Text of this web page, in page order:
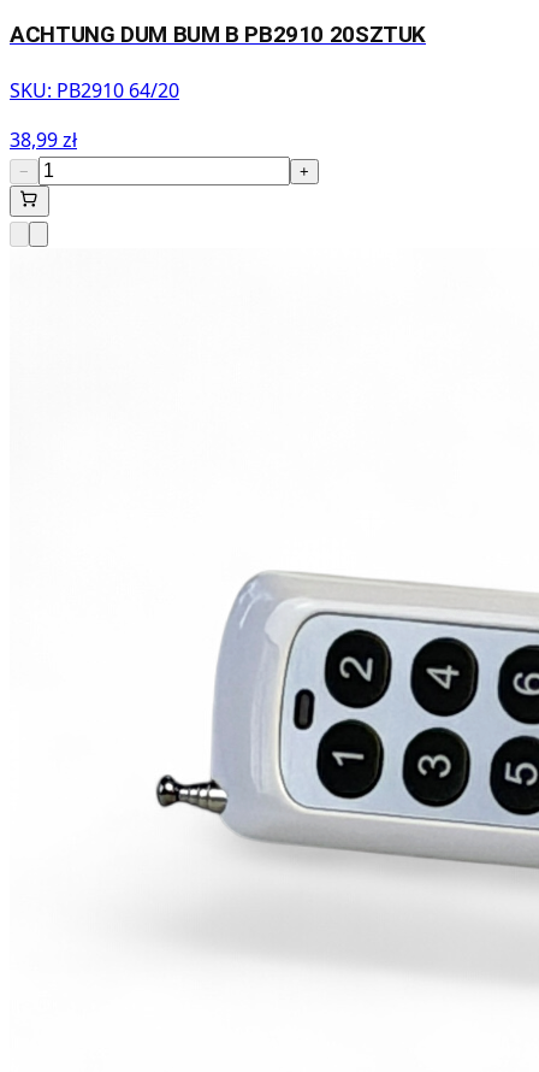
ACHTUNG DUM BUM B PB2910 20SZTUK
SKU: PB2910 64/20
38,99 zł
− +